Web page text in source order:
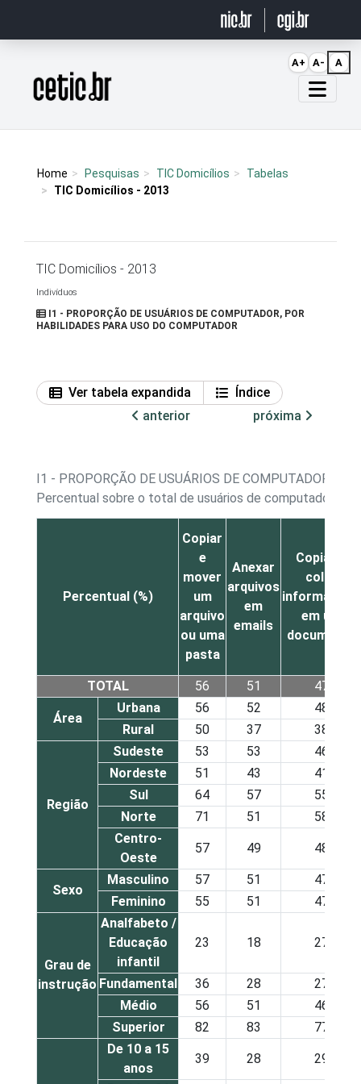
Página inicial
Home Pesquisas TIC Domicílios
Tabelas
TIC Domicílios - 2013
TIC Domicílios - 2013
Indivíduos
I1 - PROPORÇÃO DE USUÁRIOS DE COMPUTADOR, POR
HABILIDADES PARA USO DO COMPUTADOR
Ver tabela expandida
Índice
anterior
próxima
I1 - PROPORÇÃO DE USUÁRIOS DE COMPUTADOR,
Percentual sobre o total de usuários de computador
Percentual (%)
Copiar
e
mover
um
arquivo
ou uma
pasta
Anexar
arquivos
em
emails
Copiar e
colar
informações
em um
documento
TOTAL 56 51 47
Área
Urbana 56 52
48
Rural
50 37 38
Região
Sudeste 53 53
46
Nordeste
51 43
41
Sul
64 57
55
Norte
71 51
58
Centro-
Oeste
57 49 48
Sexo
Masculino 57 51
47
Feminino
55 51 47
Grau de
instrução
Analfabeto /
Educação
infantil
23 18 27
Fundamental 36 28
27
Médio
56 51
46
Superior
82 83 77
De 10 a 15
anos
39 28 29
A+ A- A